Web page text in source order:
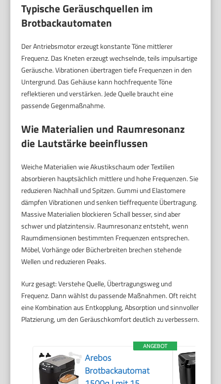
Typische Geräuschquellen im
Brotbackautomaten
Der Antriebsmotor erzeugt konstante Töne mittlerer
Frequenz. Das Kneten erzeugt wechselnde, teils impulsartige
Geräusche. Vibrationen übertragen tiefe Frequenzen in den
Untergrund. Das Gehäuse kann hochfrequente Töne
reflektieren und verstärken. Jede Quelle braucht eine
passende Gegenmaßnahme.
Wie Materialien und Raumresonanz
die Lautstärke beeinflussen
Weiche Materialien wie Akustikschaum oder Textilien
absorbieren hauptsächlich mittlere und hohe Frequenzen. Sie
reduzieren Nachhall und Spitzen. Gummi und Elastomere
dämpfen Vibrationen und senken tieffrequente Übertragung.
Massive Materialien blockieren Schall besser, sind aber
schwer und platzintensiv. Raumresonanz entsteht, wenn
Raumdimensionen bestimmten Frequenzen entsprechen.
Möbel, Vorhänge oder Bücherbreiten brechen stehende
Wellen und reduzieren Peaks.
Kurz gesagt: Verstehe Quelle, Übertragungsweg und
Frequenz. Dann wählst du passende Maßnahmen. Oft reicht
eine Kombination aus Entkopplung, Absorption und sinnvoller
Platzierung, um den Geräuschkomfort deutlich zu verbessern.
ANGEBOT
Arebos
Brotbackautomat